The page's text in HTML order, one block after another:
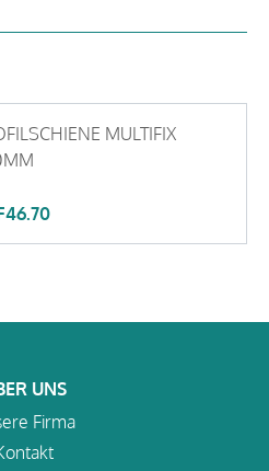
MULTIFIX
46.70
UNS
Firma